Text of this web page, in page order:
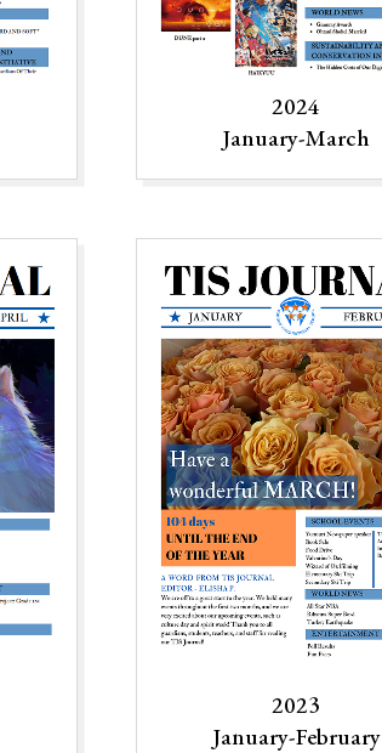
2024
January-March
2023
January-February